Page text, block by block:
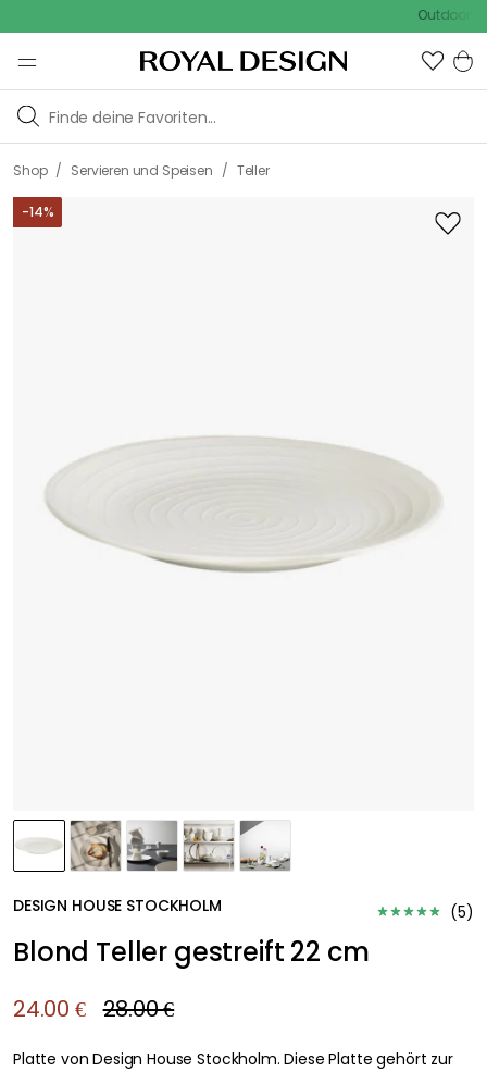
Outdoor Sale
Shop / Servieren und Speisen / Teller
-14%
DESIGN HOUSE STOCKHOLM (5)
Blond Teller gestreift 22 cm
24.00 € 28.00 €
Platte von Design House Stockholm. Diese Platte gehört zur